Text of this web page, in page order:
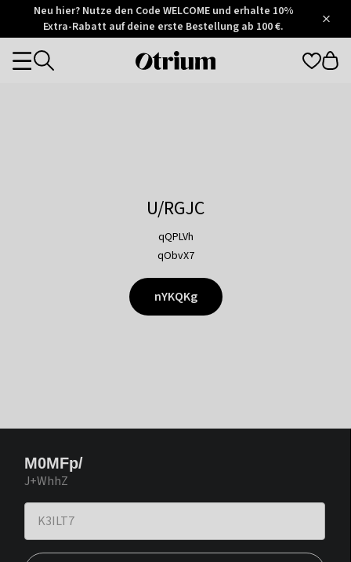
Otrium
Trustpilot
Neu hier? Nutze den Code WELCOME und erhalte 10%
Extra-Rabatt auf deine erste Bestellung ab 100 €.
Otrium
Categories
U/RGJC
qQPLVh
qObvX7
nYKQKg
M0MFp/
J+WhhZ